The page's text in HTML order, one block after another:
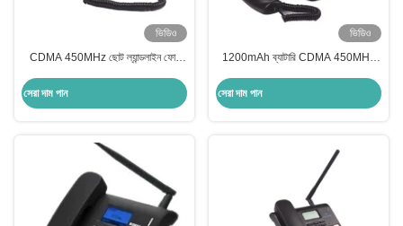
ভিডিও
CDMA 450MHz ছোট ল্যান্ডলাইন ফোন
সেরা দাম পান
ভিডিও
1200mAh ব্যাটারি CDMA 450MHz
সেরা দাম পান